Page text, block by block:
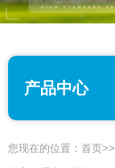
产品中心
您现在的位置： 首页>>